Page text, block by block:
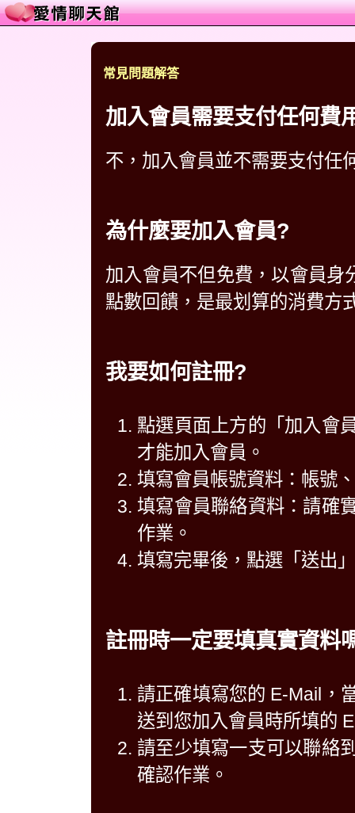
常見問題解答
加入會員需要支付任何費
不，加入會員並不需要支付任
為什麼要加入會員?
加入會員不但免費，以會員身
點數回饋，是最划算的消費方
我要如何註冊?
點選頁面上方的「加入會
才能加入會員。
填寫會員帳號資料：帳號
填寫會員聯絡資料：請確
作業。
填寫完畢後，點選「送出
註冊時一定要填真實資料
請正確填寫您的 E-Mail，
送到您加入會員時所填的
請至少填寫一支可以聯絡
確認作業。